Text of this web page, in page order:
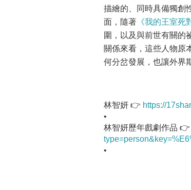
描繪的、同時具備獨創
面，隨著 《我的王室死
圍，以及與前世有關的
關係來看，這些人物原
何分岔發展，也讓外界
林智妍 👉 https://
•
林智妍歷年戲劇作品 👉
•